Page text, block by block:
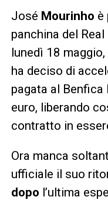
José Mourinho è
panchina del
lunedì 18
ha deciso di
pagata al
euro, liberando
contratto in
Ora manca
ufficiale il suo
dopo l’ultima